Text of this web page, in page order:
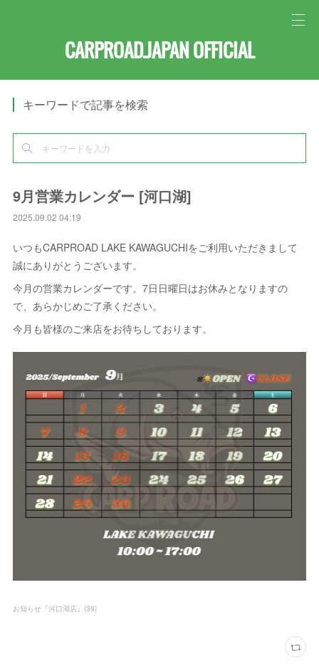
CARPROAD.JAPAN OFFICIAL
キーワードで記事を検索
9月営業カレンダー [河口湖]
2025.09.02 04:19
いつもCARPROAD LAKE KAWAGUCHIをご利用いただきまして
誠にありがとうございます。
今月の営業カレンダーです。7日日曜日はお休みとなりますの
で、あらかじめご了承ください。
今月も皆様のご来店をお待ちしております。
お知らせ『河口湖店』 (39)